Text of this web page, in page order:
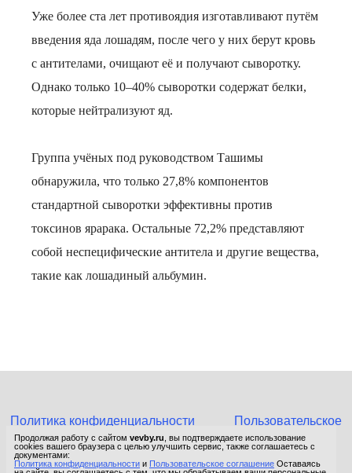
Уже более ста лет противоядия изготавливают путём
введения яда лошадям, после чего у них берут кровь
с антителами, очищают её и получают сыворотку.
Однако только 10–40% сыворотки содержат белки,
которые нейтрализуют яд.
Группа учёных под руководством Ташимы
обнаружила, что только 27,8% компонентов
стандартной сыворотки эффективны против
токсинов ярарака. Остальные 72,2% представляют
собой неспецифические антитела и другие вещества,
такие как лошадиный альбумин.
Политика конфиденциальности
Пользовательское
соглашение
© 2015-2026 Сетевое издание «Фактом». Зарегистрировано в
Федеральной службе по надзору в сфере связи, информационных
Продолжая работу с сайтом vevby.ru , вы подтверждаете использование
cookies вашего браузера с целью улучшить сервис, также соглашаетесь с
документами:
Политика конфиденциальности и Пользовательское соглашение Оставаясь